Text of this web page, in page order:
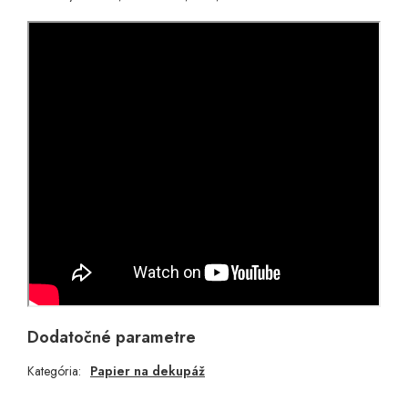
Dodatočné parametre
Kategória: Papier na dekupáž